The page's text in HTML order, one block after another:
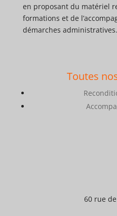
en proposant du matériel
formations et de
démarches administratives.
Toutes
60 rue